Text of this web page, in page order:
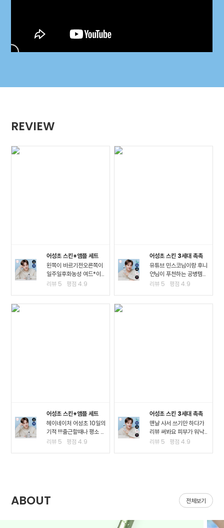
REVIEW
어성초 스킨+앰플 세트
왼쪽이 바르기전오른쪽이
일주일후화농성 여드*이
진짜 많이 진정되고 여드*
리뷰 5 평점4.9
어성초 스킨 3세대 촉촉
유튜브 민스코님이랑 후니
언님이 푸천하는 공병템이
라서 큰 맘먹고 샀는데요!!
리뷰 5 평점4.9
어성초 스킨+앰플 세트
헤이네이처 어성초 10일의
기적 !!!출근할때나 평소 밖
에서 다닐때도 계속 마스
리뷰 5 평점4.9
어성초 스킨 3세대 촉촉
맨날 사서 쓰기만 하다가
리뷰 써봐요 피부가 워낙
여드*성 피부고 툭하면 이
리뷰 5 평점4.9
ABOUT 전체보기